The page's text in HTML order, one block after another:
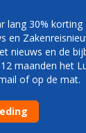
lang 30%
en
nieuws en de
maanden het
of op de mat.